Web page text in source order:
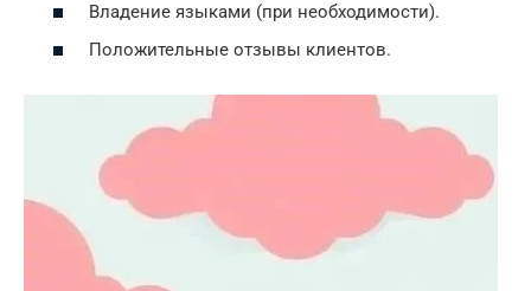
Владение языками (при необходимости).
Положительные отзывы клиентов.